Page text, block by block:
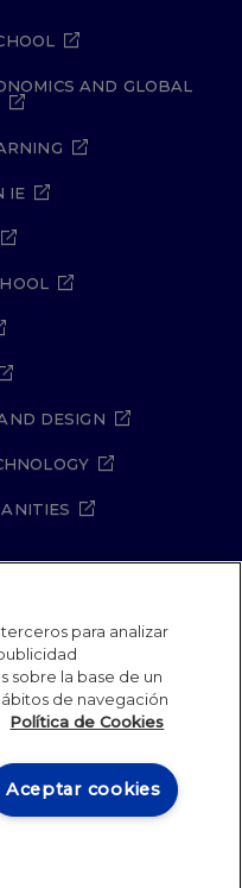
AND GLOBAL
IE
DESIGN
de seguridad
Canal Compliance
2026
para analizar
sobre la base de un
de navegación
Política de Cookies
Aceptar cookies